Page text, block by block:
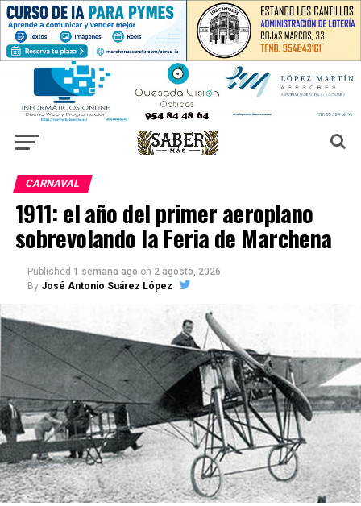
CARNAVAL
1911: el año del primer aeroplano
sobrevolando la Feria de Marchena
Published 1 semana ago on 2 agosto, 2026
By José Antonio Suárez López